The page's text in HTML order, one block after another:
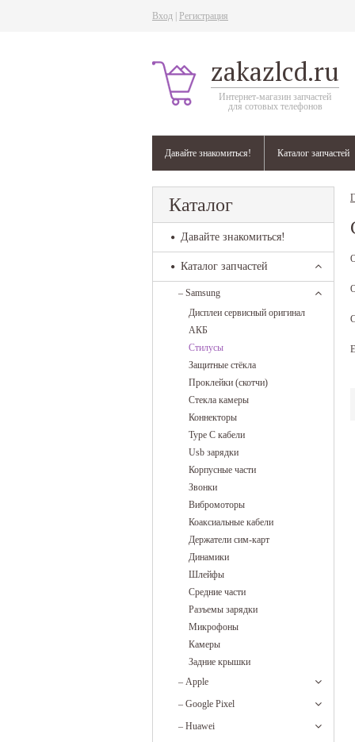
Вход Регистрация
zakazlcd.ru
Интернет-магазин запчастей
для сотовых телефонов
Давайте знакомиться! Каталог запчастей
Каталог
Давайте знакомиться!
Каталог запчастей
– Samsung
Дисплеи сервисный оригинал
АКБ
Стилусы
Защитные стёкла
Проклейки (скотчи)
Стекла камеры
Коннекторы
Type C кабели
Usb зарядки
Корпусные части
Звонки
Вибромоторы
Коаксиальные кабели
Держатели сим-карт
Динамики
Шлейфы
Средние части
Разъемы зарядки
Микрофоны
Камеры
Задние крышки
– Apple
– Google Pixel
– Huawei